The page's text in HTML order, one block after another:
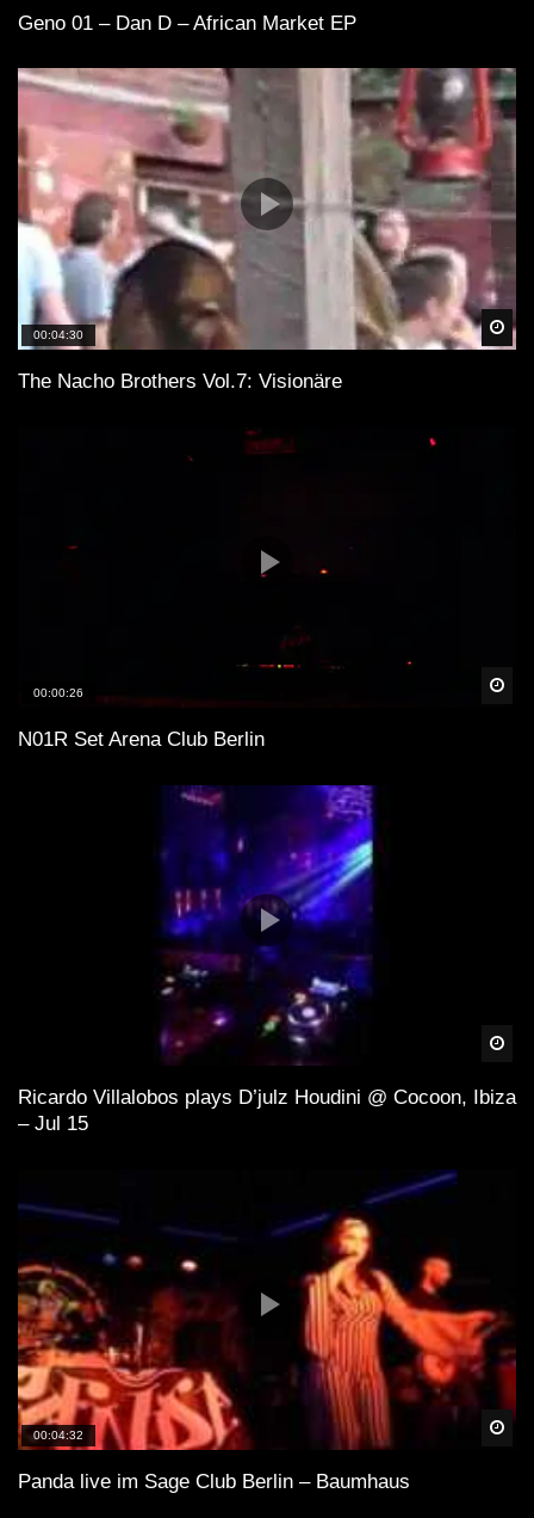
Geno 01 – Dan D – African Market EP
00:04:30
The Nacho Brothers Vol.7: Visionäre
00:00:26
N01R Set Arena Club Berlin
Ricardo Villalobos plays D’julz Houdini @ Cocoon, Ibiza
– Jul 15
00:04:32
Panda live im Sage Club Berlin – Baumhaus